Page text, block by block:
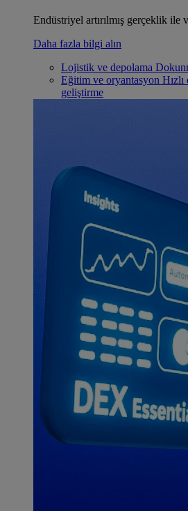
Endüstriyel artırılmış gerçeklik
Daha fazla bilgi alın
Lojistik ve depolama
Eğitim ve oryantasyon
geliştirme